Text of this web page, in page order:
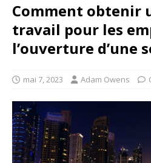
Comment obtenir
travail pour les
l’ouverture d’une
mai 7, 2023 Adam Owens